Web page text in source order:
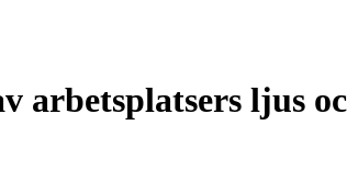
arbetsplatsers ljus